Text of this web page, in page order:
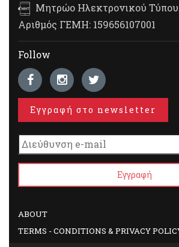
Μητρώο Ηλεκτρονικού Τύπου:
Αριθμός ΓΕΜΗ: 159656107001
Follow
Εγγραφή στο newsletter
ABOUT
TERMS - CONDITIONS & PRIVACY